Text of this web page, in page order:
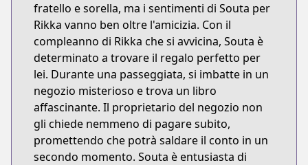
fratello e sorella, ma i sentimenti di Souta per
Rikka vanno ben oltre l'amicizia. Con il
compleanno di Rikka che si avvicina, Souta è
determinato a trovare il regalo perfetto per
lei. Durante una passeggiata, si imbatte in un
negozio misterioso e trova un libro
affascinante. Il proprietario del negozio non
gli chiede nemmeno di pagare subito,
promettendo che potrà saldare il conto in un
secondo momento. Souta è entusiasta di